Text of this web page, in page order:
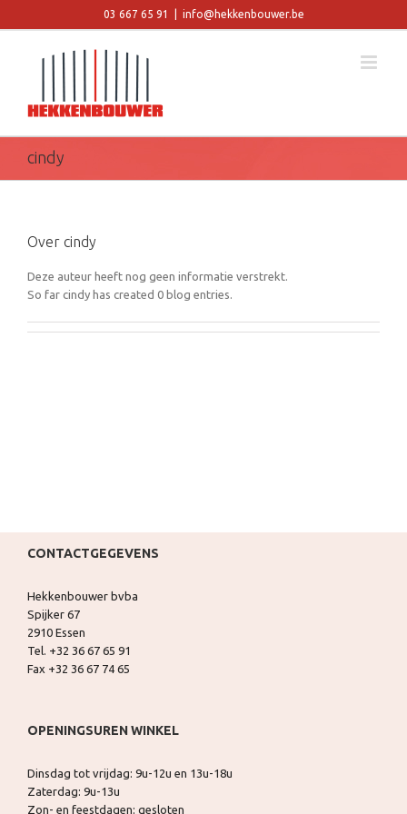
to
03 667 65 91 info@hekkenbouwer.be
cindy
Over cindy
Deze auteur heeft nog geen informatie verstrekt.
So far cindy has created 0 blog entries.
CONTACTGEGEVENS
Hekkenbouwer bvba
Spijker 67
2910 Essen
Tel. +32 36 67 65 91
Fax +32 36 67 74 65
OPENINGSUREN WINKEL
Dinsdag tot vrijdag: 9u-12u en 13u-18u
Zaterdag: 9u-13u
Zon- en feestdagen: gesloten